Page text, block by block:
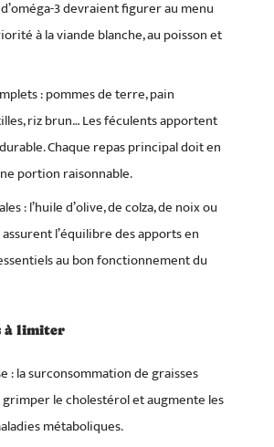
3 devraient figurer au menu
à la viande blanche, au poisson et
: pommes de terre, pain
riz brun… Les féculents apportent
Chaque repas principal doit en
portion raisonnable.
: l’huile d’olive, de colza, de noix ou
l’équilibre des apports en
au bon fonctionnement du
à limiter
: la surconsommation de graisses
le cholestérol et augmente les
métaboliques.